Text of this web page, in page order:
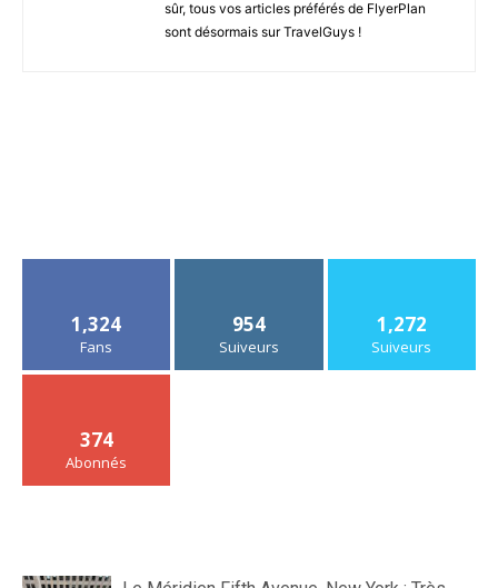
sûr, tous vos articles préférés de FlyerPlan
sont désormais sur TravelGuys !
1,324
Fans
954
Suiveurs
1,272
Suiveurs
374
Abonnés